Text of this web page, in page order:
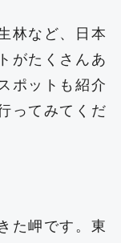
林など、日本
がたくさんあ
ポットも紹介
ってみてくだ
た岬です。東